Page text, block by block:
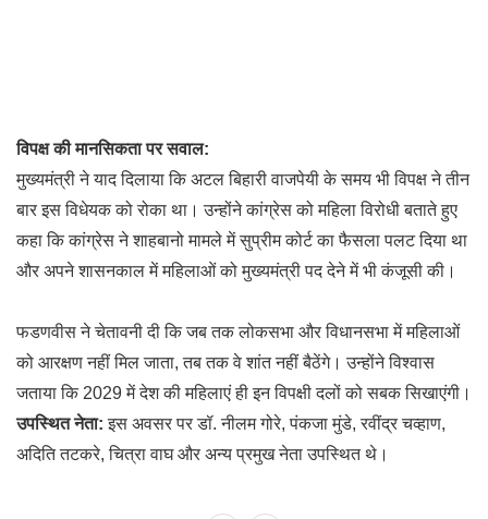
विपक्ष की मानसिकता पर सवाल:
मुख्यमंत्री ने याद दिलाया कि अटल बिहारी वाजपेयी के समय भी विपक्ष ने तीन
बार इस विधेयक को रोका था। उन्होंने कांग्रेस को महिला विरोधी बताते हुए
कहा कि कांग्रेस ने शाहबानो मामले में सुप्रीम कोर्ट का फैसला पलट दिया था
और अपने शासनकाल में महिलाओं को मुख्यमंत्री पद देने में भी कंजूसी की।
फडणवीस ने चेतावनी दी कि जब तक लोकसभा और विधानसभा में महिलाओं
को आरक्षण नहीं मिल जाता, तब तक वे शांत नहीं बैठेंगे। उन्होंने विश्वास
जताया कि 2029 में देश की महिलाएं ही इन विपक्षी दलों को सबक सिखाएंगी।
उपस्थित नेता: इस अवसर पर डॉ. नीलम गोरे, पंकजा मुंडे, रवींद्र चव्हाण,
अदिति तटकरे, चित्रा वाघ और अन्य प्रमुख नेता उपस्थित थे।